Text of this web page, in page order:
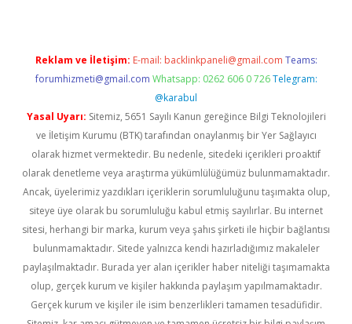
Reklam ve İletişim: E-mail: backlinkpaneli@gmail.com Teams:
forumhizmeti@gmail.com Whatsapp: 0262 606 0 726 Telegram:
@karabul
Yasal Uyarı: Sitemiz, 5651 Sayılı Kanun gereğince Bilgi Teknolojileri
ve İletişim Kurumu (BTK) tarafından onaylanmış bir Yer Sağlayıcı
olarak hizmet vermektedir. Bu nedenle, sitedeki içerikleri proaktif
olarak denetleme veya araştırma yükümlülüğümüz bulunmamaktadır.
Ancak, üyelerimiz yazdıkları içeriklerin sorumluluğunu taşımakta olup,
siteye üye olarak bu sorumluluğu kabul etmiş sayılırlar. Bu internet
sitesi, herhangi bir marka, kurum veya şahıs şirketi ile hiçbir bağlantısı
bulunmamaktadır. Sitede yalnızca kendi hazırladığımız makaleler
paylaşılmaktadır. Burada yer alan içerikler haber niteliği taşımamakta
olup, gerçek kurum ve kişiler hakkında paylaşım yapılmamaktadır.
Gerçek kurum ve kişiler ile isim benzerlikleri tamamen tesadüfidir.